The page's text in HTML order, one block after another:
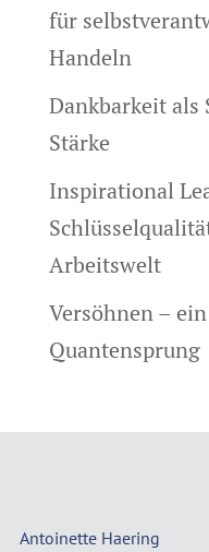
für
Handeln
Dankbarkeit als
Stärke
Inspirational
Arbeitswelt
Versöhnen –
Quantensprung
Antoinette Haering